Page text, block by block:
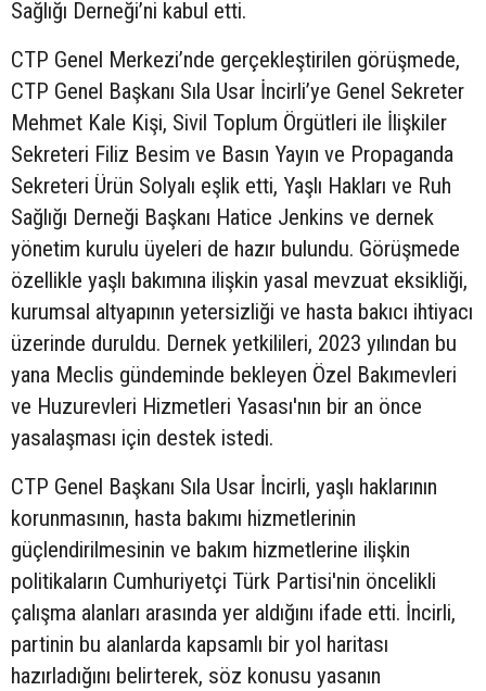
Sağlığı Derneği’ni kabul etti.
CTP Genel Merkezi’nde gerçekleştirilen görüşmede,
CTP Genel Başkanı Sıla Usar İncirli’ye Genel Sekreter
Mehmet Kale Kişi, Sivil Toplum Örgütleri ile İlişkiler
Sekreteri Filiz Besim ve Basın Yayın ve Propaganda
Sekreteri Ürün Solyalı eşlik etti, Yaşlı Hakları ve Ruh
Sağlığı Derneği Başkanı Hatice Jenkins ve dernek
yönetim kurulu üyeleri de hazır bulundu. Görüşmede
özellikle yaşlı bakımına ilişkin yasal mevzuat eksikliği,
kurumsal altyapının yetersizliği ve hasta bakıcı ihtiyacı
üzerinde duruldu. Dernek yetkilileri, 2023 yılından bu
yana Meclis gündeminde bekleyen Özel Bakımevleri
ve Huzurevleri Hizmetleri Yasası'nın bir an önce
yasalaşması için destek istedi.
CTP Genel Başkanı Sıla Usar İncirli, yaşlı haklarının
korunmasının, hasta bakımı hizmetlerinin
güçlendirilmesinin ve bakım hizmetlerine ilişkin
politikaların Cumhuriyetçi Türk Partisi'nin öncelikli
çalışma alanları arasında yer aldığını ifade etti. İncirli,
partinin bu alanlarda kapsamlı bir yol haritası
hazırladığını belirterek, söz konusu yasanın